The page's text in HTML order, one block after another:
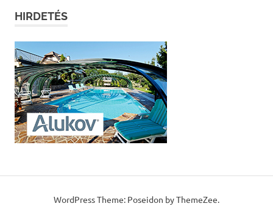
HIRDETÉS
WordPress Theme: Poseidon by ThemeZee.